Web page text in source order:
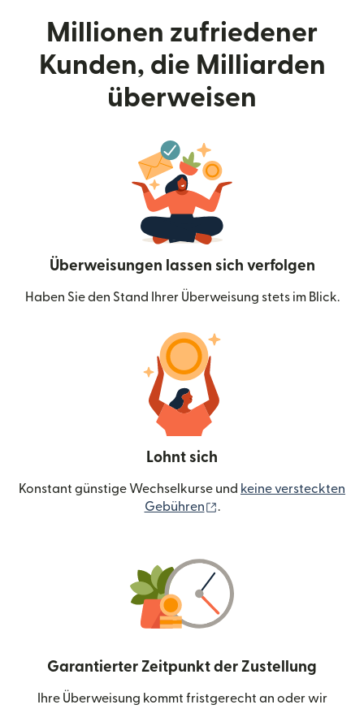
Millionen zufriedener
Kunden, die Milliarden
überweisen
Überweisungen lassen sich verfolgen
Haben Sie den Stand Ihrer Überweisung stets im Blick.
Lohnt sich
Konstant günstige Wechselkurse und keine versteckten
Gebühren
.
Garantierter Zeitpunkt der Zustellung
Ihre Überweisung kommt fristgerecht an oder wir